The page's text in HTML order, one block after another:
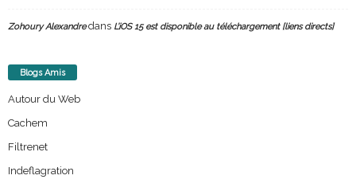
Zohoury Alexandredans L’iOS 15 est disponible au téléchargement [liens directs]
Blogs Amis
Autour du Web
Cachem
Filtrenet
Indeflagration